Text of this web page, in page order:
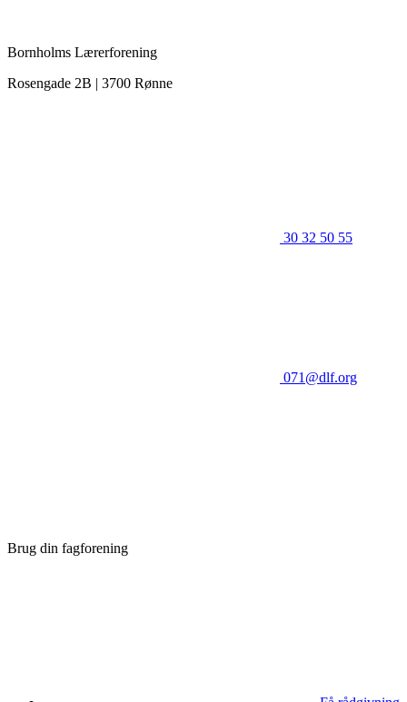
Bornholms Lærerforening
Rosengade 2B | 3700 Rønne
30 32 50 55
071@dlf.org
Brug din fagforening